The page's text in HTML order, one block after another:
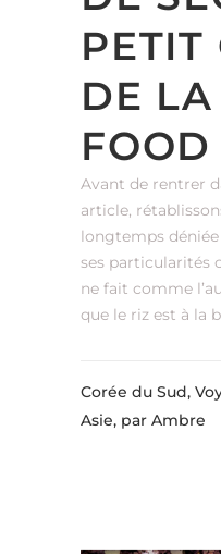
PETIT
DE LA
FOOD
Avant de rentrer
article,
longtemps déniée
ses particularités
ne fait comme
que le riz est à la
Corée du Sud,
Asie, par Ambre